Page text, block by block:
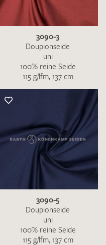
3090-3
Doupionseide
uni
100% reine Seide
115 g/lfm, 137 cm
3090-5
Doupionseide
uni
100% reine Seide
115 g/lfm, 137 cm